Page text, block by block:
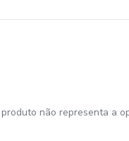
não representa a